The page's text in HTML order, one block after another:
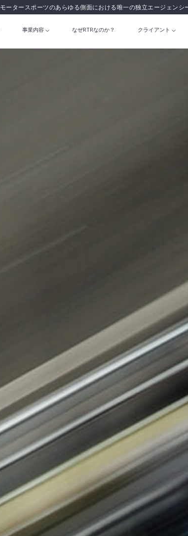
モータースポーツのあらゆる側面における唯一の独立エージェンシ
事業内容 なぜRTRなのか？ クライアント